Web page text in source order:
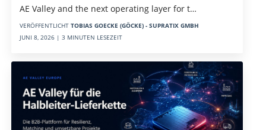
AE Valley and the next operating layer for t…
VERÖFFENTLICHT TOBIAS GOECKE (GÖCKE) - SUPRATIX GMBH
JUNI 8, 2026 | 3 MINUTEN LESEZEIT